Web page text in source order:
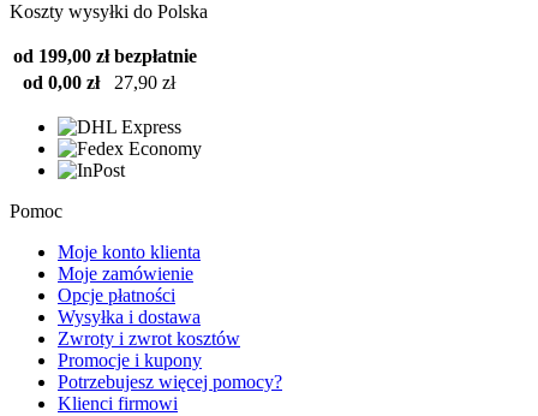
Koszty wysyłki do Polska
od 199,00 zł bezpłatnie
od 0,00 zł
27,90 zł
Pomoc
Moje konto klienta
Moje zamówienie
Opcje płatności
Wysyłka i dostawa
Zwroty i zwrot kosztów
Promocje i kupony
Potrzebujesz więcej pomocy?
Klienci firmowi